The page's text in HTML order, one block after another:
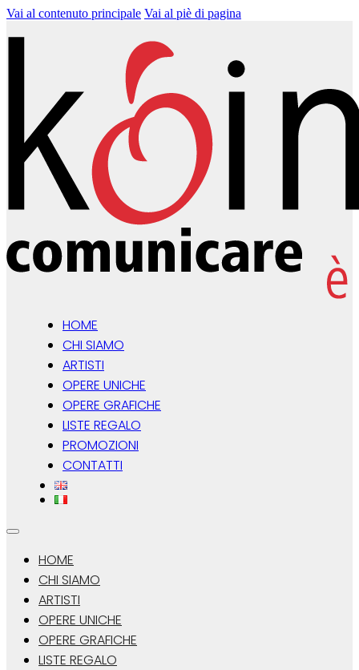
Vai al contenuto principale Vai al piè di pagina
HOME
CHI SIAMO
ARTISTI
OPERE UNICHE
OPERE GRAFICHE
LISTE REGALO
PROMOZIONI
CONTATTI
HOME
CHI SIAMO
ARTISTI
OPERE UNICHE
OPERE GRAFICHE
LISTE REGALO